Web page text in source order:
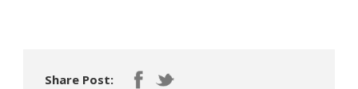
Share Post: